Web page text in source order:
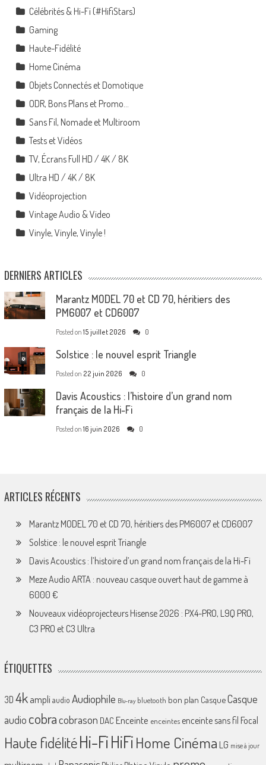
Célébrités & Hi-Fi (#HifiStars)
Gaming
Haute-Fidélité
Home Cinéma
Objets Connectés et Domotique
ODR, Bons Plans et Promo…
Sans Fil, Nomade et Multiroom
Tests et Vidéos
TV, Écrans Full HD / 4K / 8K
Ultra HD / 4K / 8K
Vidéoprojection
Vintage Audio & Video
Vinyle, Vinyle, Vinyle !
DERNIERS ARTICLES
Marantz MODEL 70 et CD 70, héritiers des
PM6007 et CD6007
Posted on 15 juillet 2026 0
Solstice : le nouvel esprit Triangle
Posted on 22 juin 2026 0
Davis Acoustics : l’histoire d’un grand nom
français de la Hi-Fi
Posted on 16 juin 2026 0
ARTICLES RÉCENTS
Marantz MODEL 70 et CD 70, héritiers des PM6007 et CD6007
Solstice : le nouvel esprit Triangle
Davis Acoustics : l’histoire d’un grand nom français de la Hi-Fi
Meze Audio ARTA : nouveau casque ouvert haut de gamme à
6000 €
Nouveaux vidéoprojecteurs Hisense 2026 : PX4-PRO, L9Q PRO,
C3 PRO et C3 Ultra
ÉTIQUETTES
3D 4k ampliaudio Audiophile Blu-ray bluetooth bon plan CasqueCasque
audio cobracobrason DAC Enceinte enceintes enceinte sans fil Focal
Haute fidélitéHi-FiHiFiHome Cinéma LG mise à jour